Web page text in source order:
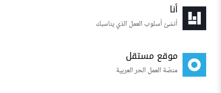
أنا
أنشئ أسلوب العمل الذي يناسبك
موقع مستقل
منصّة العمل الحر العربية